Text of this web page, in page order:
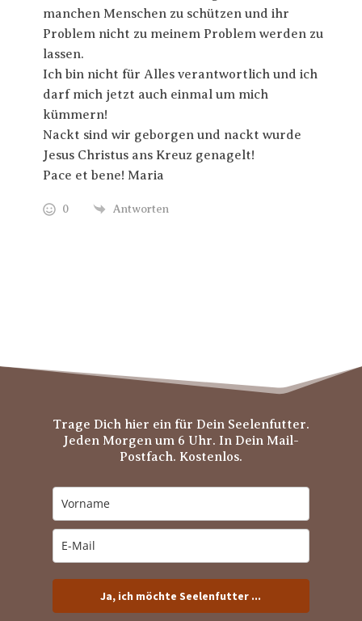
manchen Menschen zu schützen und ihr
Problem nicht zu meinem Problem werden zu
lassen.
Ich bin nicht für Alles verantwortlich und ich
darf mich jetzt auch einmal um mich
kümmern!
Nackt sind wir geborgen und nackt wurde
Jesus Christus ans Kreuz genagelt!
Pace et bene! Maria
0 Antworten
Trage Dich hier ein für Dein Seelenfutter.
Jeden Morgen um 6 Uhr. In Dein Mail-
Postfach. Kostenlos.
Ja, ich möchte Seelenfutter ...